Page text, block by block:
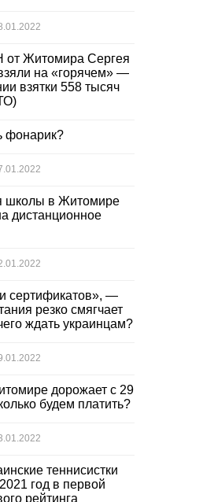
от Житомира Сергея
на «горячем» —
взятки 558 тысяч
фонарик?
школы в Житомире
дистанционное
сертификатов», —
резко смягчает
ждать украинцам?
дорожает с 29
будем платить?
теннисистки
год в первой
рейтинга